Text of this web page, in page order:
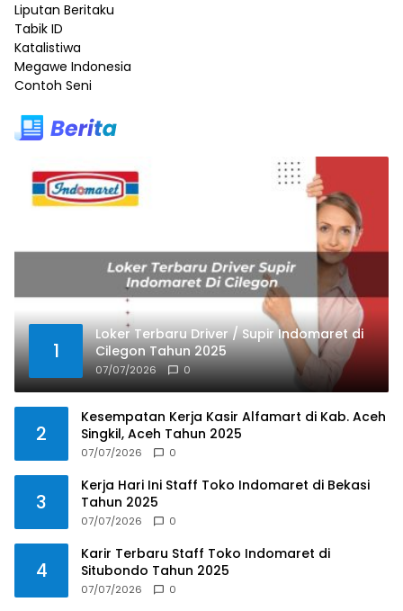
Liputan Beritaku
Tabik ID
Katalistiwa
Megawe Indonesia
Contoh Seni
1
Loker Terbaru Driver / Supir Indomaret di
Cilegon Tahun 2025
07/07/2026 0
2
Kesempatan Kerja Kasir Alfamart di Kab. Aceh
Singkil, Aceh Tahun 2025
07/07/2026 0
3
Kerja Hari Ini Staff Toko Indomaret di Bekasi
Tahun 2025
07/07/2026 0
4
Karir Terbaru Staff Toko Indomaret di
Situbondo Tahun 2025
07/07/2026 0